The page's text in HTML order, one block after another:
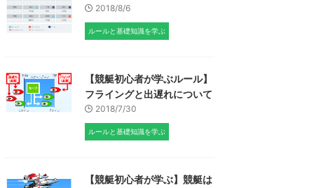
2018/8/6
ルールと基礎知識を学ぶ
【競艇初心者が学ぶルール】
フライングと出遅れについて
2018/7/30
ルールと基礎知識を学ぶ
【競艇初心者が学ぶ】競艇は